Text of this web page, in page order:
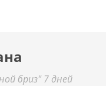
бриз" 7 дней